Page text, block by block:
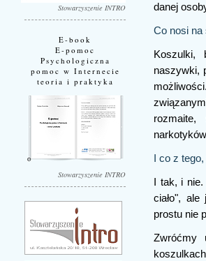
Stowarzyszenie INTRO
E-book
E-pomoc
Psychologiczna
pomoc w Internecie
teoria i praktyka
Stowarzyszenie INTRO
danej
Co nosi na
Koszulki,
naszywki,
I co z
I tak, i
ciało",
prostu nie
Zwróćmy